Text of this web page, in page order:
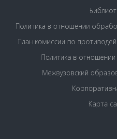
Политика в отношении
План комиссии по
Политика в
Межвузовский
Карта